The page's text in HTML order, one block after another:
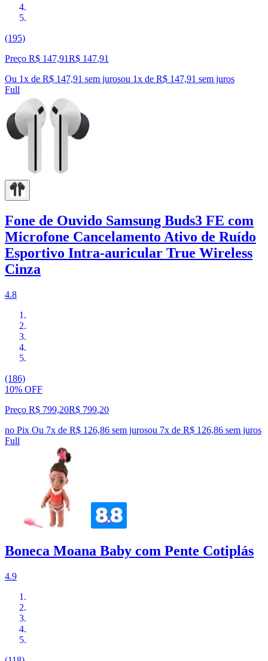
(195)
Preço R$ 147,91R$ 147,91
Ou 1x de R$ 147,91 sem jurosou 1x de R$ 147,91 sem juros
Full
Fone de Ouvido Samsung Buds3 FE com
Microfone Cancelamento Ativo de Ruído
Esportivo Intra-auricular True Wireless
Cinza
4.8
(186)
10% OFF
Preço R$ 799,20R$ 799,20
no Pix Ou 7x de R$ 126,86 sem jurosou 7x de R$ 126,86 sem juros
Full
Boneca Moana Baby com Pente Cotiplás
4.9